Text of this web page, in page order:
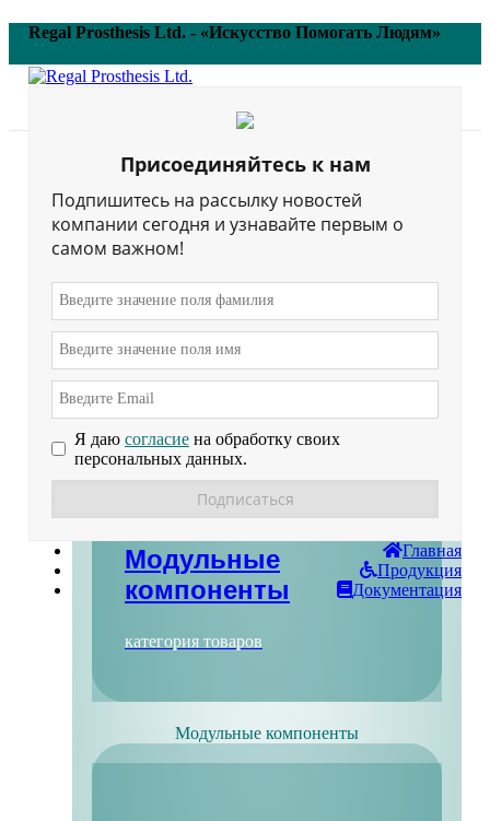
Regal Prosthesis Ltd. - «Искусство Помогать Людям»
ПОДПИСАТЬСЯ
Присоединяйтесь к нам
Подпишитесь на рассылку новостей
компании сегодня и узнавайте первым о
самом важном!
Я даю согласие на обработку своих
персональных данных.
Главная
Продукция
Документация
Силиконовые
косметические
изделия
Силиконовые изделия
Модульные
компоненты
категория товаров
Модульные компоненты